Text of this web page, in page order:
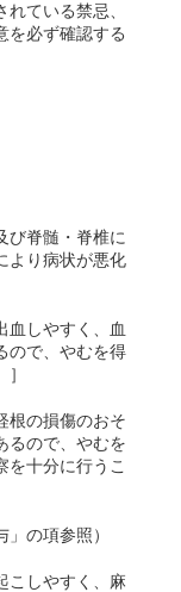
ている禁忌、
を必ず確認する
び脊髄・脊椎に
より病状が悪化
血しやすく、血
ので、やむを得
根の損傷のおそ
るので、やむを
を十分に行うこ
の項参照）
こしやすく、麻